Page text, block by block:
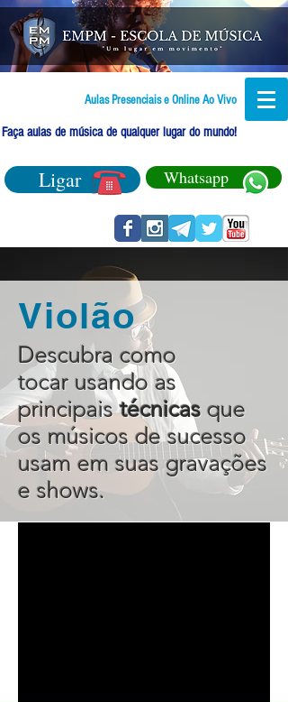
Aulas Presenciais e Online Ao Vivo
Faça aulas de música de qualquer lugar do mundo!
Ligar Whatsapp
Violão
Descubra como
tocar usando as
principaistécnicas que
os músicos de sucesso
usam em suas gravações
e shows.